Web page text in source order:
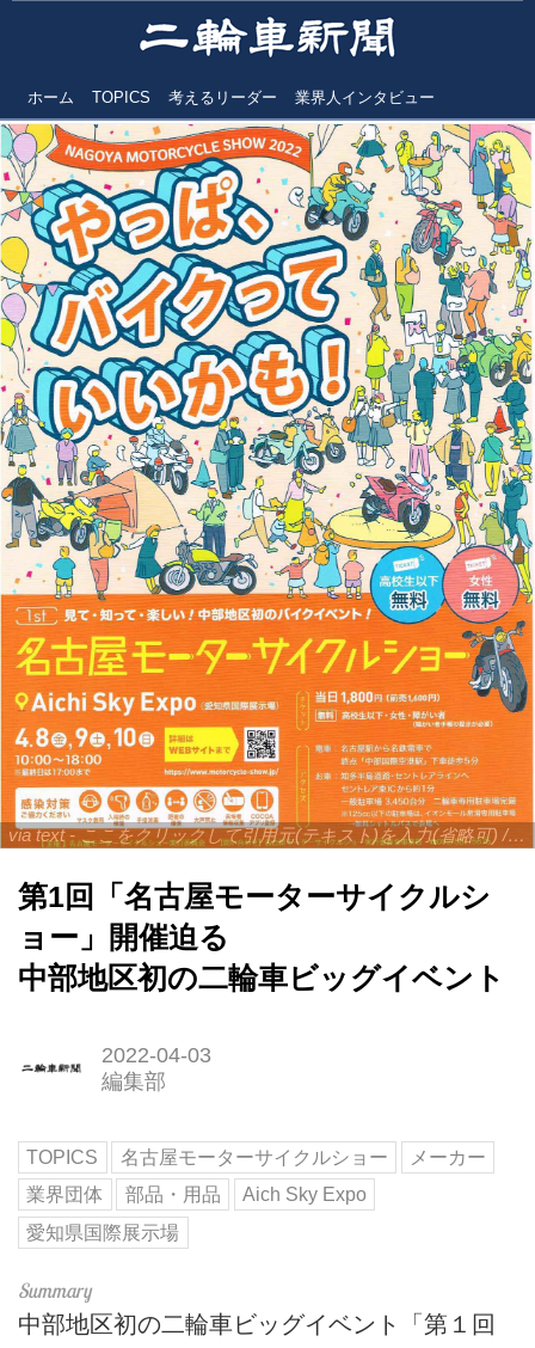
ホーム TOPICS 考えるリーダー 業界人インタビュー
via text - ここをクリックして引用元(テキスト)を入力(省略可) / site.to.link.com - ここをクリックして引用元を入力(省略可)
第1回「名古屋モーターサイクルシ
ョー」開催迫る
中部地区初の二輪車ビッグイベント
2022-04-03
編集部
TOPICS 名古屋モーターサイクルショー
メーカー
業界団体
部品・用品
Aich Sky Expo
愛知県国際展示場
中部地区初の二輪車ビッグイベント「第１回